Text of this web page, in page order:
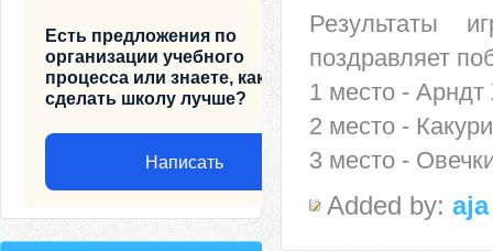
Результаты
поздравляет
1 место -
2 место -
3 место -
Added by: aja
Есть предложения по
организации учебного
процесса или знаете, как
сделать школу лучше?
Написать